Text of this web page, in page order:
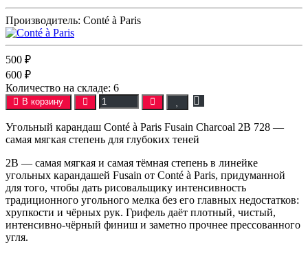
Производитель: Conté à Paris
500 ₽
600 ₽
Количество на складе: 6
В корзину
Угольный карандаш Conté à Paris Fusain Charcoal 2B 728 —
самая мягкая степень для глубоких теней
2B — самая мягкая и самая тёмная степень в линейке
угольных карандашей Fusain от Conté à Paris, придуманной
для того, чтобы дать рисовальщику интенсивность
традиционного угольного мелка без его главных недостатков:
хрупкости и чёрных рук. Грифель даёт плотный, чистый,
интенсивно-чёрный финиш и заметно прочнее прессованного
угля.